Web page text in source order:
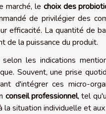
marché, le choix des
de privilégier des
efficacité. La quantité de
de la puissance du produit.
les indications
Souvent, une prise
d'intégrer ces micro-
conseil professionnel, tel
situation individuelle et